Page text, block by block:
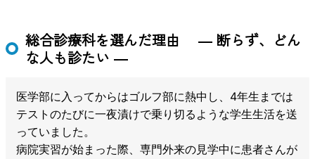
総合診療科を選んだ理由 ― 断らず、どん
な人も診たい ―
医学部に入ってからはゴルフ部に熱中し、4年生までは
テストのたびに一夜漬けで乗り切るような学生生活を送
っていました。
病院実習が始まった際、専門外来の見学中に患者さんが